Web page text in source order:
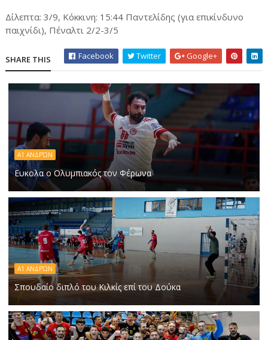
Δίλεπτα: 3/9, Κόκκινη: 15:44 Παντελίδης (για επικίνδυνο
παιχνίδι), Πέναλτι 2/2-3/5
SHARE THIS Facebook Twitter Google+
Α1 ΑΝΔΡΏΝ
Ευκολα ο Ολυμπιακός τον Φέρωνα
Α1 ΑΝΔΡΏΝ
Σπουδαίο διπλό του Κιλκίς επί του Δούκα